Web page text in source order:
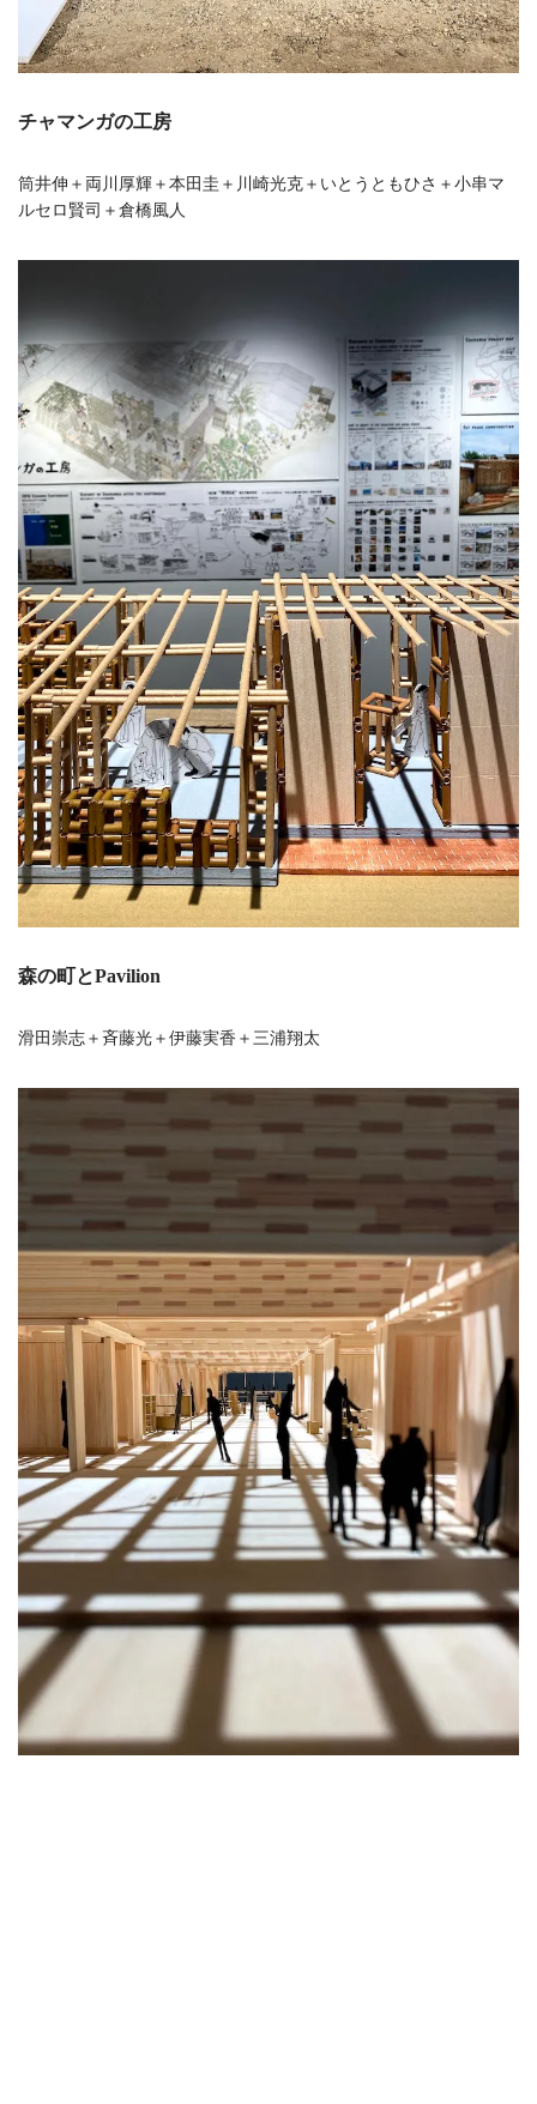
チャマンガの工房
筒井伸＋両川厚輝＋本田圭＋川崎光克＋いとうともひさ＋小串マ
ルセロ賢司＋倉橋風人
森の町とPavilion
滑田崇志＋斉藤光＋伊藤実香＋三浦翔太